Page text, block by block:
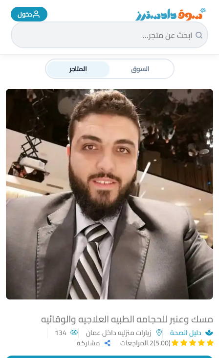
سوق دادسترز الرئيسية دخول
السوق المتاجر
مسك وعنبر للحجامه الطبيه العلاجيه والوقائيه
دليل الصحة زيارات منزليه داخل عمان
(5.00)
2 المراجعات مشاركة